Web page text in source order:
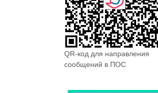
QR-код для направления
сообщений в ПОС